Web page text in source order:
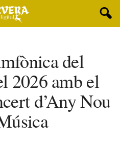
del
2026 amb el
d’Any Nou